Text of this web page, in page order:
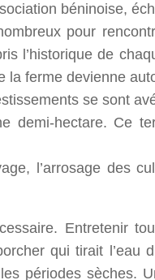
béninoise,
pour
l’historique de
la ferme devienne
se sont
demi-hectare. Ce
l’arrosage des
Entretenir
qui tirait l’eau
périodes sèches.